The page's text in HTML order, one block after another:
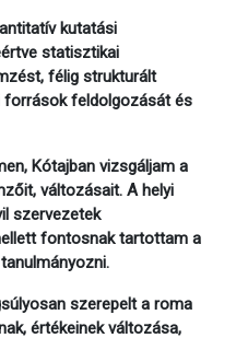
kutatási
statisztikai
félig strukturált
források feldolgozását és
Kótajban vizsgáljam a
változásait. A helyi
szervezetek
fontosnak tartottam a
szerepelt a roma
értékeinek változása,